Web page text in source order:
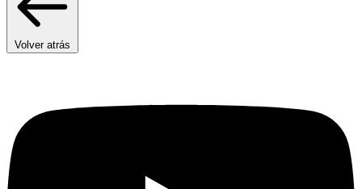
Volver atrás